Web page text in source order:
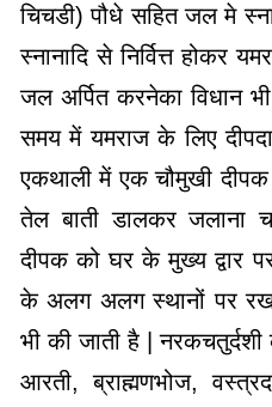
चिचडी) पौधे सहित जल मे
स्नानादि से निर्वित्त होकर
जल अर्पित करनेका विधान
समय में यमराज के लिए
एकथाली में एक चौमुखी
तेल बाती डालकर जलाना
दीपक को घर के मुख्य द्वार
के अलग अलग स्थानों पर
भी की जाती है |
आरती, ब्राह्मणभोज,